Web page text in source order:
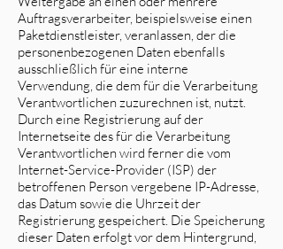
Auftragsverarbeiter, beispielsweise einen
Paketdienstleister, veranlassen, der die
personenbezogenen Daten ebenfalls
ausschließlich für eine interne
Verwendung, die dem für die Verarbeitung
Verantwortlichen zuzurechnen ist, nutzt.
Durch eine Registrierung auf der
Internetseite des für die Verarbeitung
Verantwortlichen wird ferner die vom
Internet-Service-Provider (ISP) der
betroffenen Person vergebene IP-Adresse,
das Datum sowie die Uhrzeit der
Registrierung gespeichert. Die Speicherung
dieser Daten erfolgt vor dem Hintergrund,